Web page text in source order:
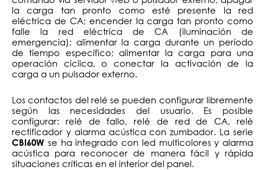
la carga tan pronto como esté presente la red
eléctrica de CA; encender la carga tan pronto como
falle la red eléctrica de CA (iluminación de
emergencia); alimentar la carga durante un período
de tiempo específico; alimentar la carga para una
operación cíclica, o conectar la activación de la
carga a un pulsador externo.
Los contactos del relé se pueden configurar libremente
según las necesidades del usuario. Es posible
configurar: relé de fallo, relé de red de CA, relé
rectificador y alarma acústica con zumbador. La serie
CBI60W se ha integrado con led multicolores y alarma
acústica para reconocer de manera fácil y rápida
situaciones críticas en el interior del panel.